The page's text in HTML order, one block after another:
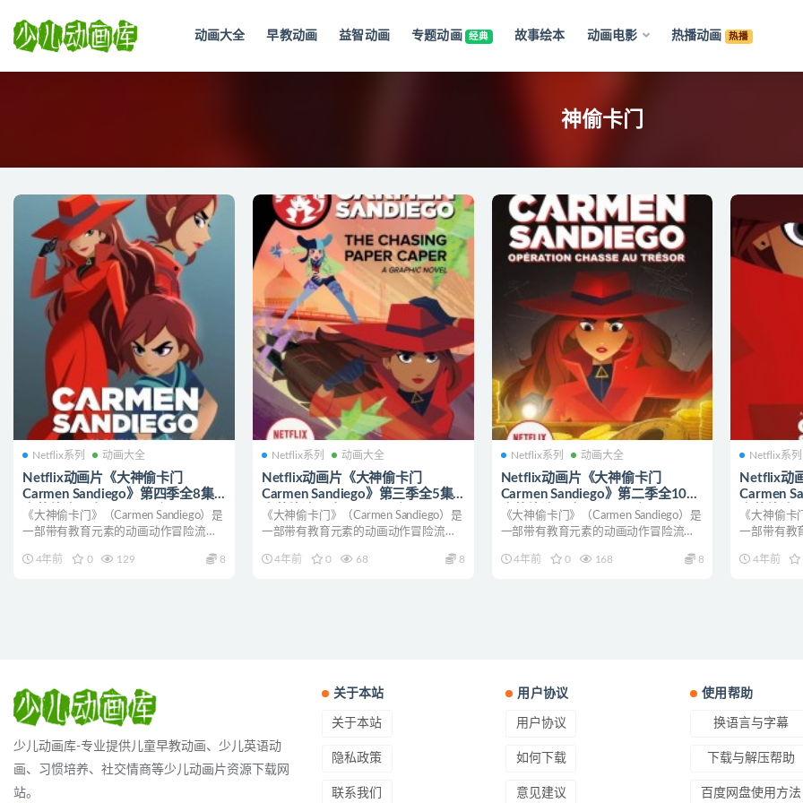
动画大全 早教动画 益智动画 专题动画 经典 故事绘本 动画电影 热播动画 热播
神偷卡门
Netflix系列 动画大全
Netflix动画片《大神偷卡门
Carmen Sandiego》第四季全8集
中英德法西班牙五语五字
1080P/MP4/12.2G 动画片神偷卡
《大神偷卡门》（Carmen Sandiego）是
一部带有教育元素的动画动作冒险流媒
4年前
0 129 8
Netflix系列 动画大全
Netflix动画片《大神偷卡门
Carmen Sandiego》第三季全5集
中英德法西班牙五语五字
1080P/MP4/7.7G 动画片神偷卡
《大神偷卡门》（Carmen Sandiego）是
一部带有教育元素的动画动作冒险流媒
4年前
0 68 8
Netflix系列 动画大全
Netflix动画片《大神偷卡门
Carmen Sandiego》第二季全10集
中英德法西班牙五语五字
1080P/MP4/14.7G 动画片神偷卡
《大神偷卡门》（Carmen Sandiego）是
一部带有教育元素的动画动作冒险流媒
4年前
0 168 8
Netflix系列
Netflix动
Carmen
中英德法
1080P/
《大神偷卡
一部带有教
4年前
少儿动画库-专业提供儿童早教动画、少儿英语动
画、习惯培养、社交情商等少儿动画片资源下载网
站。
关于本站
关于本站
隐私政策
联系我们
用户协议
用户协议
如何下载
意见建议
使用帮助
换语言与字幕
下载与解压帮助
百度网盘使用方法